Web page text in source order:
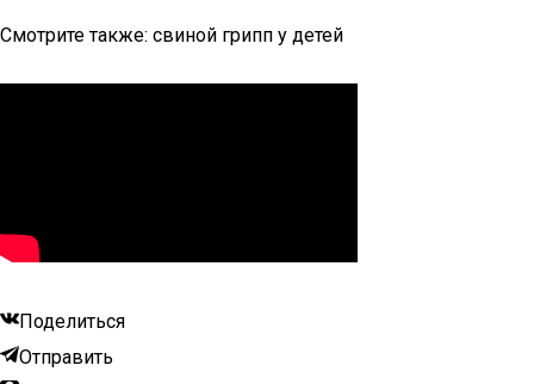
Смотрите также: свиной грипп у детей
Поделиться
Отправить